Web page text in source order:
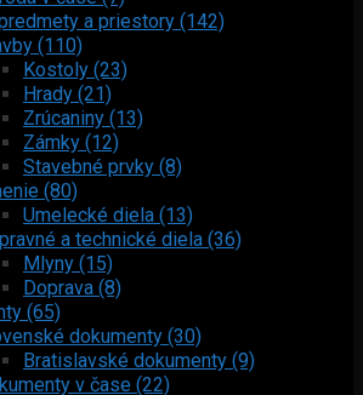
a priestory (142)
(110)
Kostoly (23)
Hrady (21)
Zrúcaniny (13)
Zámky (12)
Stavebné prvky (8)
(80)
Umelecké diela (13)
a technické diela (36)
Mlyny (15)
Doprava (8)
(65)
dokumenty (30)
Bratislavské dokumenty (9)
v čase (22)